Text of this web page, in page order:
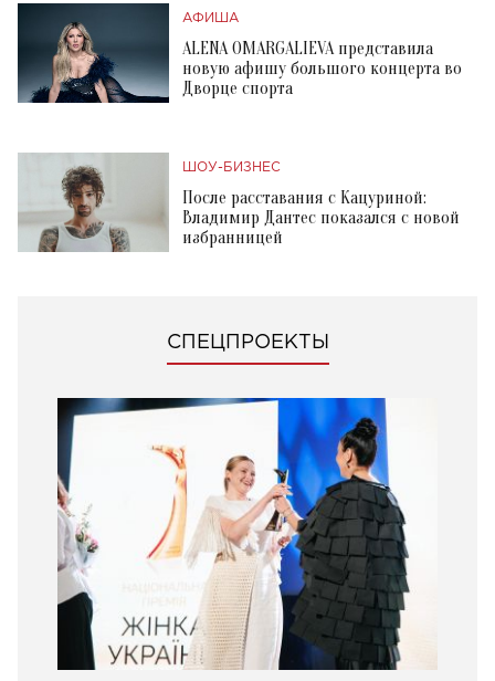
АФИША
ALENA OMARGALIEVA представила
новую афишу большого концерта во
Дворце спорта
ШОУ-БИЗНЕС
После расставания с Кацуриной:
Владимир Дантес показался с новой
избранницей
СПЕЦПРОЕКТЫ